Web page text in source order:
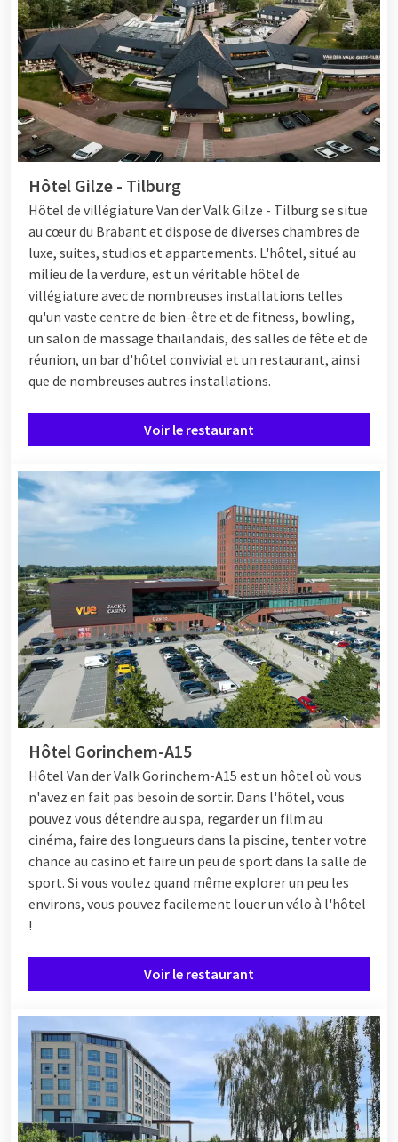
Hôtel Gilze - Tilburg
Hôtel de villégiature Van der Valk Gilze - Tilburg se situe
au cœur du Brabant et dispose de diverses chambres de
luxe, suites, studios et appartements. L'hôtel, situé au
milieu de la verdure, est un véritable hôtel de
villégiature avec de nombreuses installations telles
qu'un vaste centre de bien-être et de fitness, bowling,
un salon de massage thaïlandais, des salles de fête et de
réunion, un bar d'hôtel convivial et un restaurant, ainsi
que de nombreuses autres installations.
Voir le restaurant
Hôtel Gorinchem-A15
Hôtel Van der Valk Gorinchem-A15 est un hôtel où vous
n'avez en fait pas besoin de sortir. Dans l'hôtel, vous
pouvez vous détendre au spa, regarder un film au
cinéma, faire des longueurs dans la piscine, tenter votre
chance au casino et faire un peu de sport dans la salle de
sport. Si vous voulez quand même explorer un peu les
environs, vous pouvez facilement louer un vélo à l'hôtel
!
Voir le restaurant